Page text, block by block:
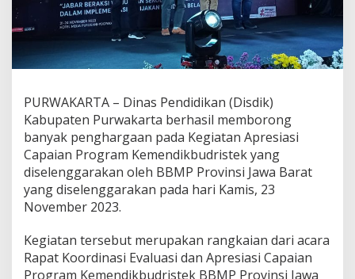
PURWAKARTA – Dinas Pendidikan (Disdik)
Kabupaten Purwakarta berhasil memborong
banyak penghargaan pada Kegiatan Apresiasi
Capaian Program Kemendikbudristek yang
diselenggarakan oleh BBMP Provinsi Jawa Barat
yang diselenggarakan pada hari Kamis, 23
November 2023.
Kegiatan tersebut merupakan rangkaian dari acara
Rapat Koordinasi Evaluasi dan Apresiasi Capaian
Program Kemendikbudristek BBMP Provinsi Jawa